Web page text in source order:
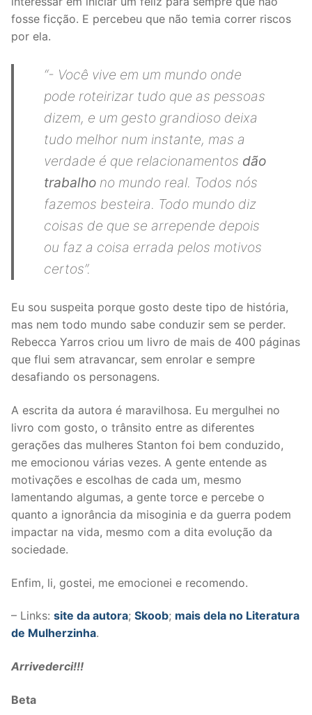
fosse ficção. E percebeu que não temia correr riscos
por ela.
“- Você vive em um mundo onde
pode roteirizar tudo que as pessoas
dizem, e um gesto grandioso deixa
tudo melhor num instante, mas a
verdade é que relacionamentos dão
trabalho no mundo real. Todos nós
fazemos besteira. Todo mundo diz
coisas de que se arrepende depois
ou faz a coisa errada pelos motivos
certos”.
Eu sou suspeita porque gosto deste tipo de história,
mas nem todo mundo sabe conduzir sem se perder.
Rebecca Yarros criou um livro de mais de 400 páginas
que flui sem atravancar, sem enrolar e sempre
desafiando os personagens.
A escrita da autora é maravilhosa. Eu mergulhei no
livro com gosto, o trânsito entre as diferentes
gerações das mulheres Stanton foi bem conduzido,
me emocionou várias vezes. A gente entende as
motivações e escolhas de cada um, mesmo
lamentando algumas, a gente torce e percebe o
quanto a ignorância da misoginia e da guerra podem
impactar na vida, mesmo com a dita evolução da
sociedade.
Enfim, li, gostei, me emocionei e recomendo.
– Links: site da autora; Skoob; mais dela no Literatura
de Mulherzinha.
Arrivederci!!!
Beta